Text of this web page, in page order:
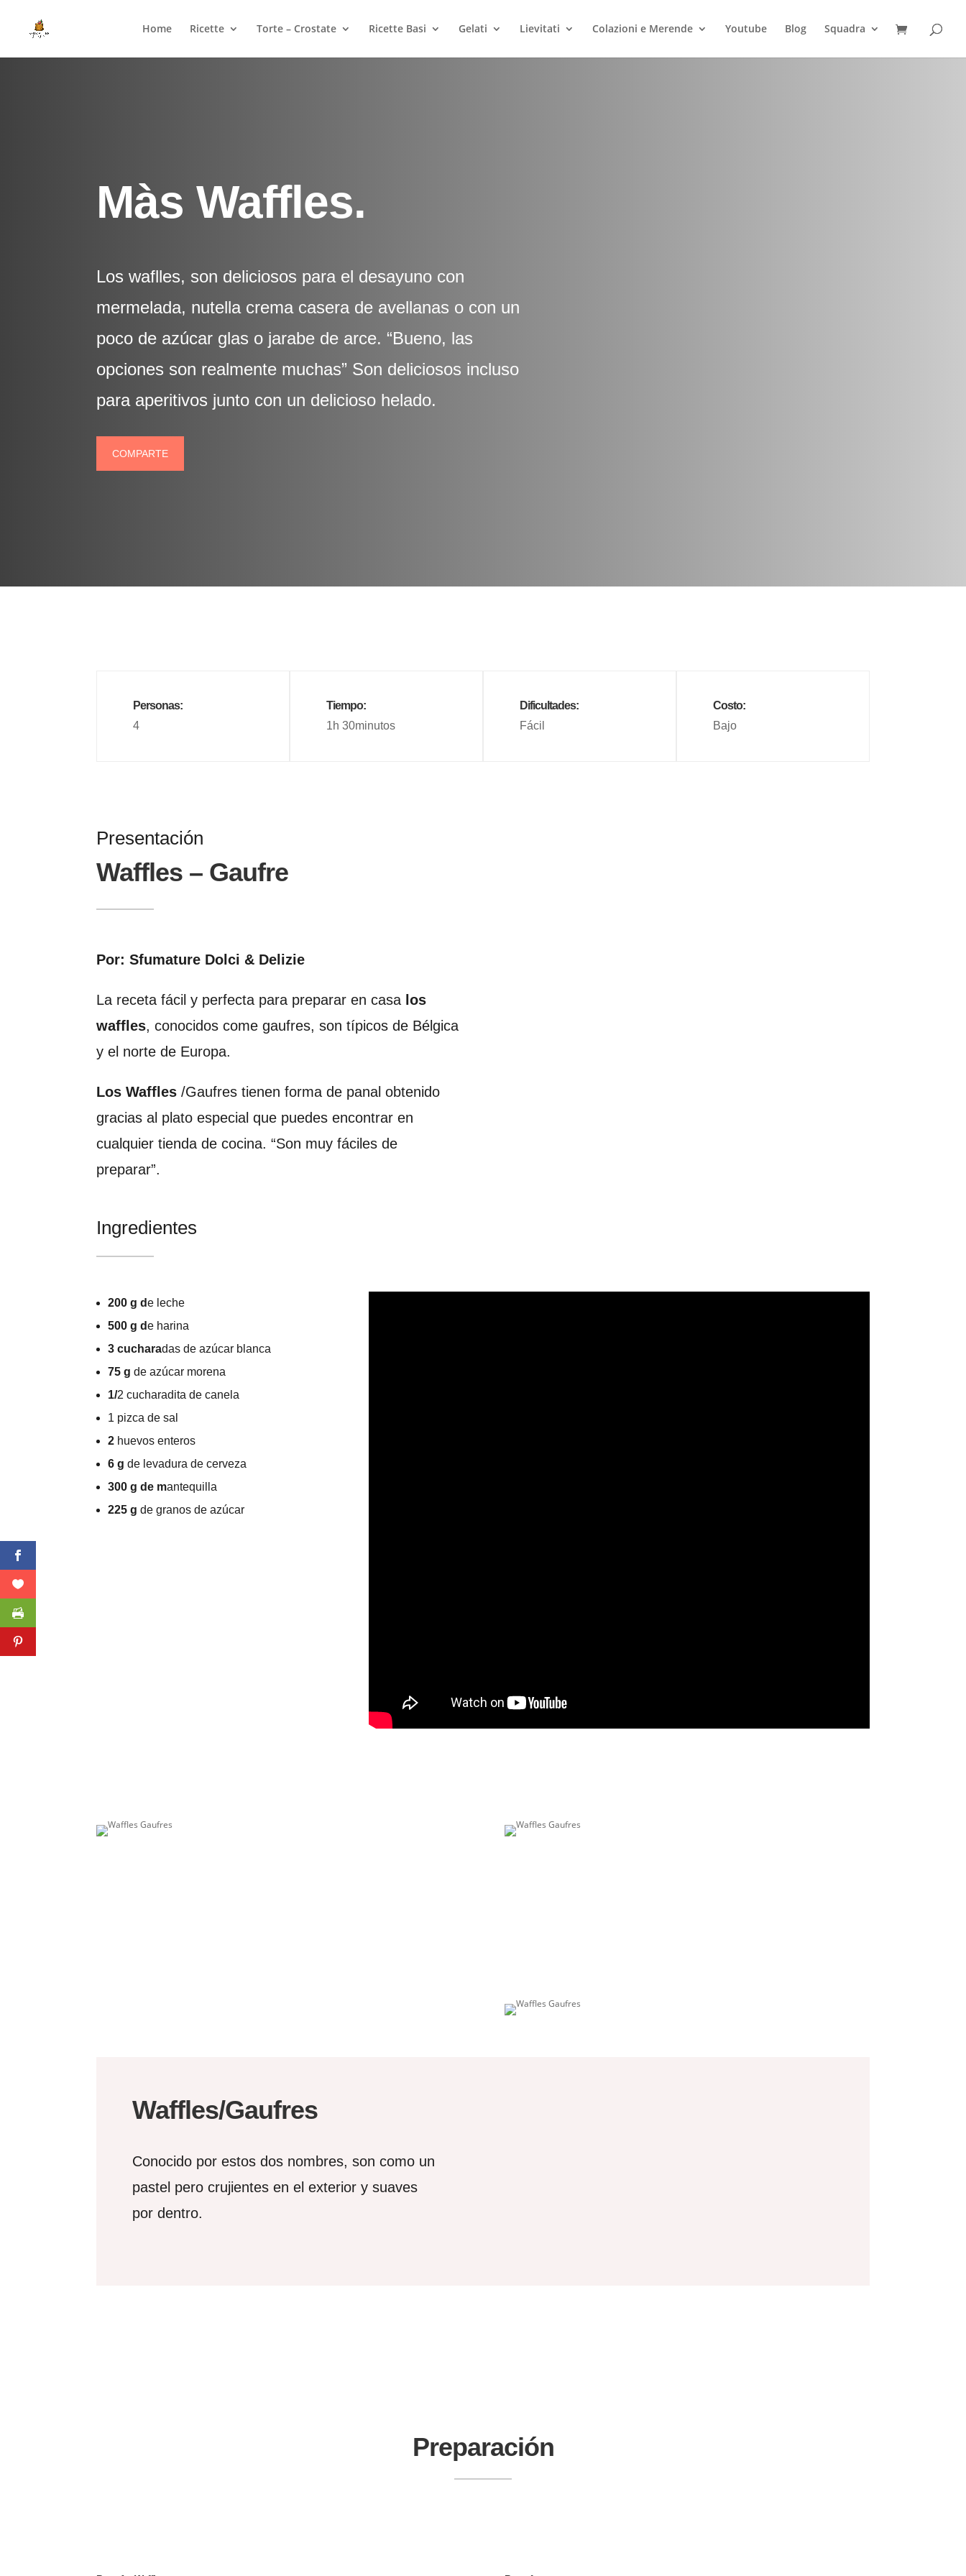
Home Ricette Torte – Crostate Ricette Basi Gelati Lievitati Colazioni e Merende Youtube Blog Squadra
Màs Waffles.
Los waflles, son deliciosos para el desayuno con
mermelada, nutella crema casera de avellanas o con un
poco de azúcar glas o jarabe de arce. “Bueno, las
opciones son realmente muchas” Son deliciosos incluso
para aperitivos junto con un delicioso helado.
COMPARTE
Personas:
4
Tiempo:
1h 30minutos
Dificultades:
Fácil
Costo:
Bajo
Presentación
Waffles – Gaufre
Por: Sfumature Dolci & Delizie
La receta fácil y perfecta para preparar en casa los
waffles, conocidos come gaufres, son típicos de Bélgica
y el norte de Europa.
Los Waffles /Gaufres tienen forma de panal obtenido
gracias al plato especial que puedes encontrar en
cualquier tienda de cocina. “Son muy fáciles de
preparar”.
Ingredientes
200 g de leche
500 g de harina
3 cucharadas de azúcar blanca
75 g de azúcar morena
1/2 cucharadita de canela
1 pizca de sal
2 huevos enteros
6 gde levadura de cerveza
300 g de mantequilla
225 g de granos de azúcar
Waffles/Gaufres
Conocido por estos dos nombres, son como un
pastel pero crujientes en el exterior y suaves
por dentro.
Preparación